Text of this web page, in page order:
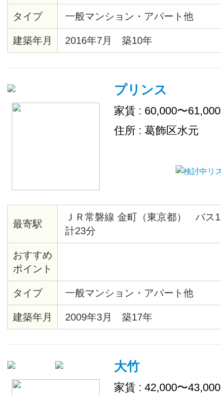
駅から徒歩1分の所にある菖蒲沼
やスタンプラリーなどが行われて
雰囲気に包まれています☆ 物件周
り、住みやすい環境です☺ 各お部
が補充致します。
タイプ 一般マンション・アパート他
建築年月 2016年7月 築10年
プリンス
家賃 : 60,000〜
住所 : 葛飾区水元
最寄駅
ＪＲ常磐線 金町（東京都） バス
計23分
おすすめ
ポイント
タイプ 一般マンション・アパート他
建築年月 2009年3月 築17年
大竹
家賃 : 42,000〜